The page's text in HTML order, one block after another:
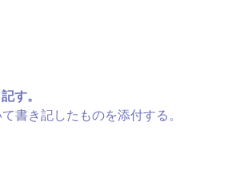
す。
書き記したものを添付する。